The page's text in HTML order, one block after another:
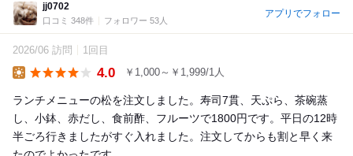
jj0702
口コミ 348件 フォロワー 53人
アプリでフォロー
2026/06 訪問 1回目
4.0 ￥1,000～￥1,999/1人
ランチメニューの松を注文しました。寿司7貫、天ぷら、茶碗蒸
し、小鉢、赤だし、食前酢、フルーツで1800円です。平日の12時
半ごろ行きましたがすぐ入れました。注文してからも割と早く来